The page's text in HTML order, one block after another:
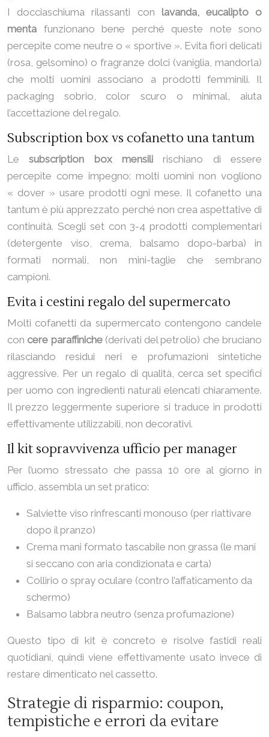
I docciaschiuma rilassanti con lavanda, eucalipto o
menta funzionano bene perché queste note sono
percepite come neutre o « sportive ». Evita fiori delicati
(rosa, gelsomino) o fragranze dolci (vaniglia, mandorla)
che molti uomini associano a prodotti femminili. Il
packaging sobrio, color scuro o minimal, aiuta
l’accettazione del regalo.
Subscription box vs cofanetto una tantum
Lesubscription box mensili rischiano di essere
percepite come impegno: molti uomini non vogliono
« dover » usare prodotti ogni mese. Il cofanetto una
tantum è più apprezzato perché non crea aspettative di
continuità. Scegli set con 3-4 prodotti complementari
(detergente viso, crema, balsamo dopo-barba) in
formati normali, non mini-taglie che sembrano
campioni.
Evita i cestini regalo del supermercato
Molti cofanetti da supermercato contengono candele
con cere paraffiniche(derivati del petrolio) che bruciano
rilasciando residui neri e profumazioni sintetiche
aggressive. Per un regalo di qualità, cerca set specifici
per uomo con ingredienti naturali elencati chiaramente.
Il prezzo leggermente superiore si traduce in prodotti
effettivamente utilizzabili, non decorativi.
Il kit sopravvivenza ufficio per manager
Per l’uomo stressato che passa 10 ore al giorno in
ufficio, assembla un set pratico:
Salviette viso rinfrescanti monouso (per riattivare
dopo il pranzo)
Crema mani formato tascabile non grassa (le mani
si seccano con aria condizionata e carta)
Collirio o spray oculare (contro l’affaticamento da
schermo)
Balsamo labbra neutro (senza profumazione)
Questo tipo di kit è concreto e risolve fastidi reali
quotidiani, quindi viene effettivamente usato invece di
restare dimenticato nel cassetto.
Strategie di risparmio: coupon,
tempistiche e errori da evitare